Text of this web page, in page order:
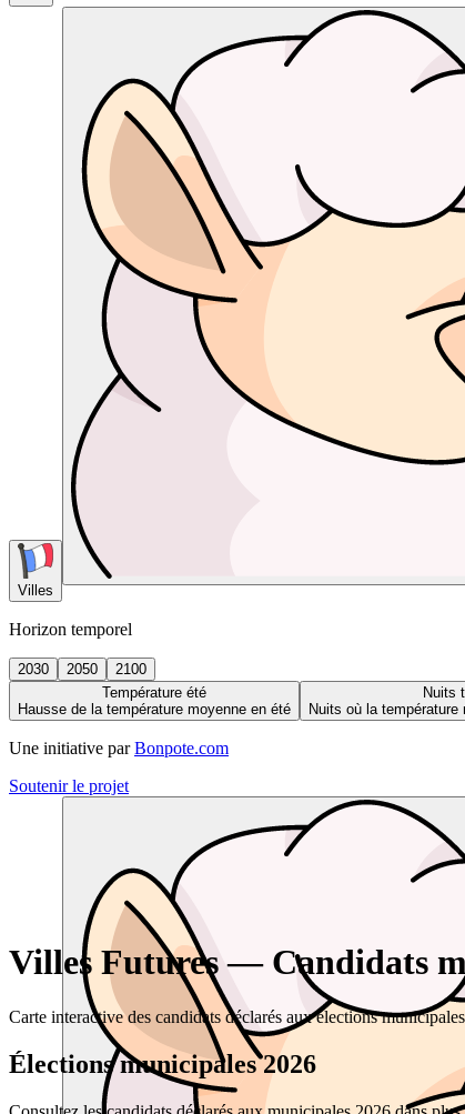
Villes
Horizon temporel
2030 2050
2100
Température été
Hausse de la température moyenne en été
Nuits
Nuits où la température
Une initiative par Bonpote.com
Soutenir le projet
Villes Futures — Candidats
Carte interactive des candidats déclarés aux élections
Élections municipales 2026